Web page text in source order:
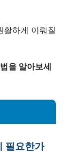
활하게 이뤄질
을 알아보세
필요한가